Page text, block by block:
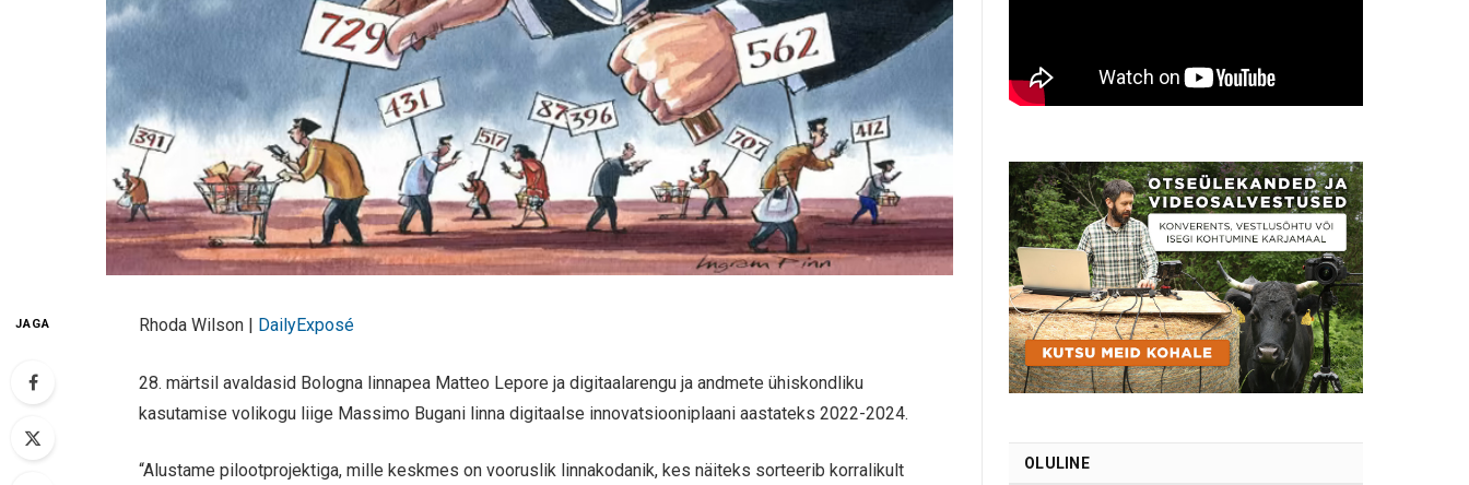
JAGA Rhoda Wilson | DailyExposé
28. märtsil avaldasid Bologna linnapea Matteo Lepore ja digitaalarengu ja andmete ühiskondliku
kasutamise volikogu liige Massimo Bugani linna digitaalse innovatsiooniplaani aastateks 2022-2024.
“Alustame pilootprojektiga, mille keskmes on vooruslik linnakodanik, kes näiteks sorteerib korralikult
OLULINE